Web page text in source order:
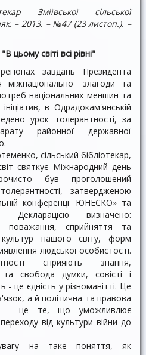
Зміївської сільської
– 2013. – №47 (23 листоп.). –
цьому світі всі рівні"
завдань Президента
злагоди та
національних меншин та
в Одрадокам'янській
урок толерантності, за
районної державної
сільський бібліотекар,
святкує Міжнародний день
був проголошений
затвердженою
конференції ЮНЕСКО» та
визначено:
поважання, сприйняття та
культур нашого світу, форм
людської особистості.
сприяють знання,
та свобода думки, совісті і
- це єдність у різноманітті. Це
а й політична та правова
- це те, що уможливлює
від культури війни до
увагу на таке поняття, як